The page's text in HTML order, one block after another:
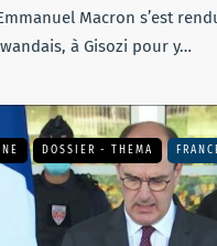
Macron s’est
à Gisozi pour y…
DOSSIER - THEMA